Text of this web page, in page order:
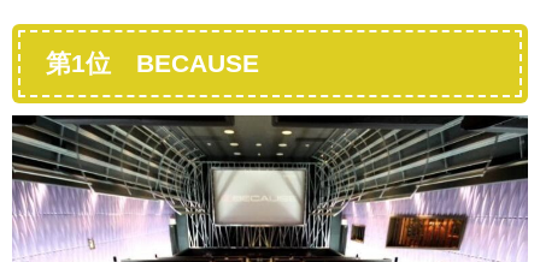
第1位 BECAUSE